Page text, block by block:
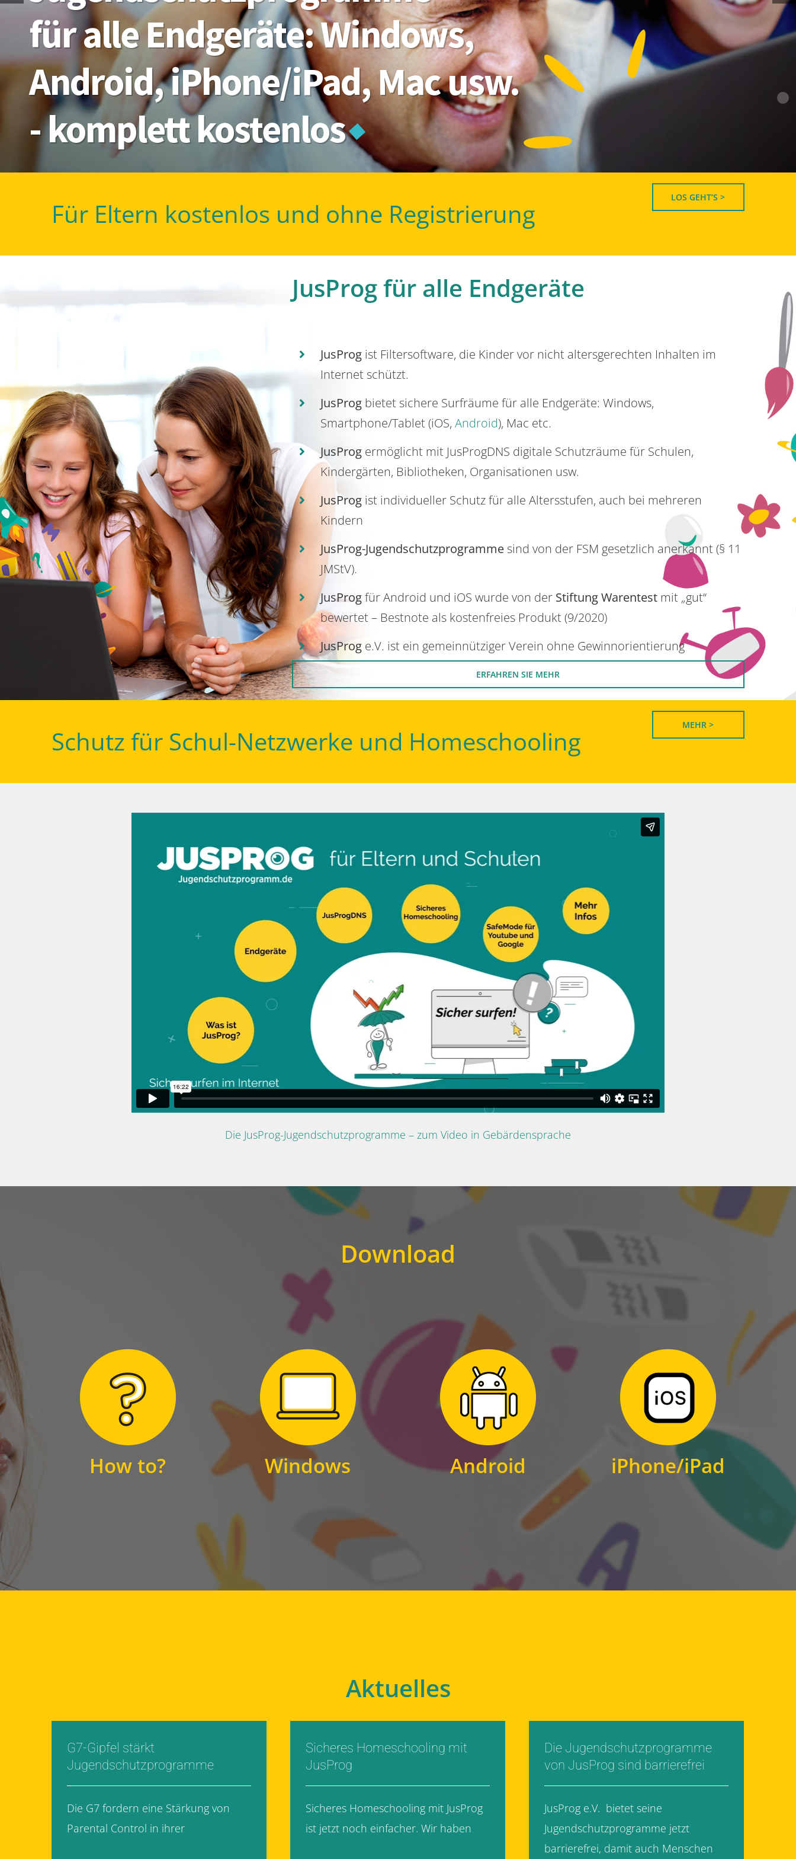
- komplett kostenlos
Android, iPhone/iPad, Mac usw.
für alle Endgeräte: Windows,
Für Eltern kostenlos und ohne Registrierung
LOS GEHT’S >
JusProg für alle Endgeräte
JusProgist Filtersoftware, die Kinder vor nicht altersgerechten Inhalten im
Internet schützt.
JusProgbietet sichere Surfräume für alle Endgeräte: Windows,
Smartphone/Tablet (iOS, Android), Mac etc.
JusProg ermöglicht mit JusProgDNS digitale Schutzräume für Schulen,
Kindergärten, Bibliotheken, Organisationen usw.
JusProgist individueller Schutz für alle Altersstufen, auch bei mehreren
Kindern
JusProg-Jugendschutzprogrammesind von der FSM gesetzlich anerkannt (§ 11
JMStV).
JusProgfür Android und iOS wurde von der Stiftung Warentestmit „gut“
bewertet – Bestnote als kostenfreies Produkt (9/2020)
JusProge.V. ist ein gemeinnütziger Verein ohne Gewinnorientierung
ERFAHREN SIE MEHR
Schutz für Schul-Netzwerke und Homeschooling
MEHR >
Die JusProg-Jugendschutzprogramme – zum Video in Gebärdensprache
Download
How to?
Hier finden Sie
Windows
Zum Download
für Windows
Android
Zum Download
für Android
iPhone/iPad
Zum Download
für iPhone und iPad
Aktuelles
G7-Gipfel stärkt
Jugendschutzprogramme
Die G7 fordern eine Stärkung von
Parental Control in ihrer
Sicheres Homeschooling mit
JusProg
Sicheres Homeschooling mit JusProg
ist jetzt noch einfacher. Wir haben
Die Jugendschutzprogramme
von JusProg sind barrierefrei
JusProg e.V. bietet seine
Jugendschutzprogramme jetzt
barrierefrei, damit auch Menschen